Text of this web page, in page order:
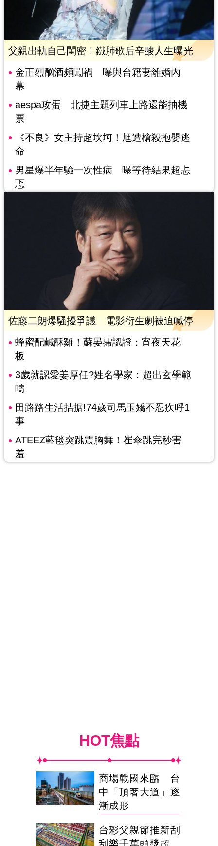
父親出軌自己閨密！鐵肺歌后辛酸人生曝光
金正烈酗酒頻闖禍 曝與台籍妻離婚內
幕
aespa攻蛋 北捷主題列車上路還能抽機
票
《不良》女主持超坎坷！尪遭槍殺抱嬰逃
命
男星爆半年驗一次性病 曝等待結果超忐
忑
佐藤二朗爆騷擾爭議 電影衍生劇被迫喊停
蜂蜜配鹹酥雞！蘇晏霈認證：宵夜天花
板
3歲就認愛姜厚任?姓名學家：超出玄學範
疇
田路路生活拮据!74歲司馬玉嬌不忍疾呼1
事
ATEEZ藍毯突跳震胸舞！崔傘跳完秒害
羞
HOT焦點
商場戰國來臨 台
中「頂奢大道」逐
漸成形
台彩父親節推新刮
刮樂千萬頭獎超